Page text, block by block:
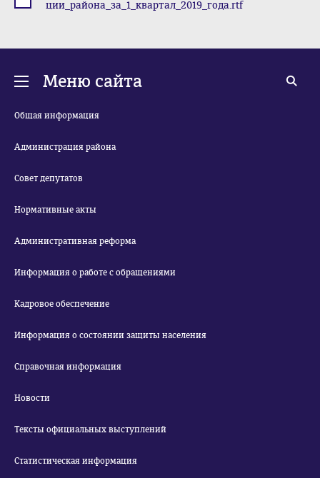
ции_района_за_1_квартал_2019_года.rtf
Меню сайта
Общая информация
Администрация района
Совет депутатов
Нормативные акты
Административная реформа
Информация о работе с обращениями
Кадровое обеспечение
Информация о состоянии защиты населения
Справочная информация
Новости
Тексты официальных выступлений
Статистическая информация